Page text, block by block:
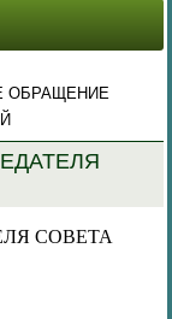
ОБРАЩЕНИЕ
СОВЕТА